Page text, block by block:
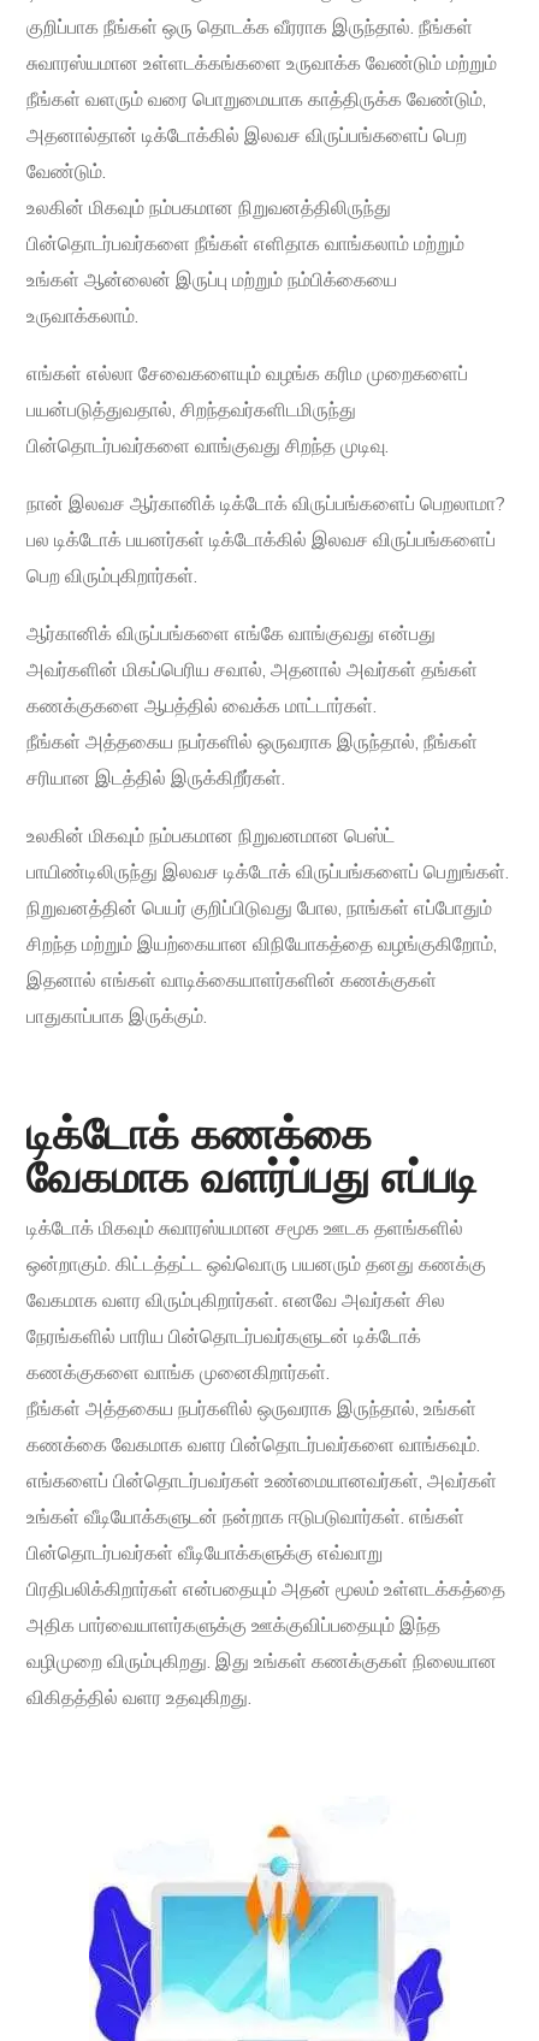
குறிப்பாக நீங்கள் ஒரு தொடக்க வீரராக இருந்தால். நீங்கள்
சுவாரஸ்யமான உள்ளடக்கங்களை உருவாக்க வேண்டும் மற்றும்
நீங்கள் வளரும் வரை பொறுமையாக காத்திருக்க வேண்டும்,
அதனால்தான் டிக்டோக்கில் இலவச விருப்பங்களைப் பெற
வேண்டும்.
உலகின் மிகவும் நம்பகமான நிறுவனத்திலிருந்து
பின்தொடர்பவர்களை நீங்கள் எளிதாக வாங்கலாம் மற்றும்
உங்கள் ஆன்லைன் இருப்பு மற்றும் நம்பிக்கையை
உருவாக்கலாம்.
எங்கள் எல்லா சேவைகளையும் வழங்க கரிம முறைகளைப்
பயன்படுத்துவதால், சிறந்தவர்களிடமிருந்து
பின்தொடர்பவர்களை வாங்குவது சிறந்த முடிவு.
நான் இலவச ஆர்கானிக் டிக்டோக் விருப்பங்களைப் பெறலாமா?
பல டிக்டோக் பயனர்கள் டிக்டோக்கில் இலவச விருப்பங்களைப்
பெற விரும்புகிறார்கள்.
ஆர்கானிக் விருப்பங்களை எங்கே வாங்குவது என்பது
அவர்களின் மிகப்பெரிய சவால், அதனால் அவர்கள் தங்கள்
கணக்குகளை ஆபத்தில் வைக்க மாட்டார்கள்.
நீங்கள் அத்தகைய நபர்களில் ஒருவராக இருந்தால், நீங்கள்
சரியான இடத்தில் இருக்கிறீர்கள்.
உலகின் மிகவும் நம்பகமான நிறுவனமான பெஸ்ட்
பாயிண்டிலிருந்து இலவச டிக்டோக் விருப்பங்களைப் பெறுங்கள்.
நிறுவனத்தின் பெயர் குறிப்பிடுவது போல, நாங்கள் எப்போதும்
சிறந்த மற்றும் இயற்கையான விநியோகத்தை வழங்குகிறோம்,
இதனால் எங்கள் வாடிக்கையாளர்களின் கணக்குகள்
பாதுகாப்பாக இருக்கும்.
டிக்டோக் கணக்கை
வேகமாக வளர்ப்பது எப்படி
டிக்டோக் மிகவும் சுவாரஸ்யமான சமூக ஊடக தளங்களில்
ஒன்றாகும். கிட்டத்தட்ட ஒவ்வொரு பயனரும் தனது கணக்கு
வேகமாக வளர விரும்புகிறார்கள். எனவே அவர்கள் சில
நேரங்களில் பாரிய பின்தொடர்பவர்களுடன் டிக்டோக்
கணக்குகளை வாங்க முனைகிறார்கள்.
நீங்கள் அத்தகைய நபர்களில் ஒருவராக இருந்தால், உங்கள்
கணக்கை வேகமாக வளர பின்தொடர்பவர்களை வாங்கவும்.
எங்களைப் பின்தொடர்பவர்கள் உண்மையானவர்கள், அவர்கள்
உங்கள் வீடியோக்களுடன் நன்றாக ஈடுபடுவார்கள். எங்கள்
பின்தொடர்பவர்கள் வீடியோக்களுக்கு எவ்வாறு
பிரதிபலிக்கிறார்கள் என்பதையும் அதன் மூலம் உள்ளடக்கத்தை
அதிக பார்வையாளர்களுக்கு ஊக்குவிப்பதையும் இந்த
வழிமுறை விரும்புகிறது. இது உங்கள் கணக்குகள் நிலையான
விகிதத்தில் வளர உதவுகிறது.